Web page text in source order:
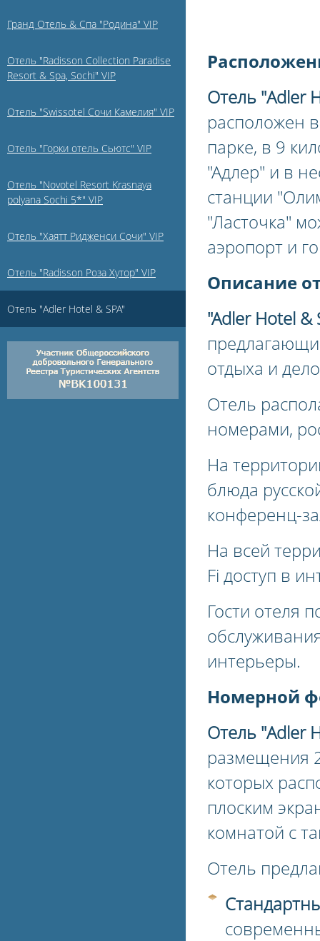
Гранд Отель & Спа "Родина" VIP
Отель "Radisson Collection Paradise
Resort & Spa, Sochi" VIP
Отель "Swissotel Сочи Камелия" VIP
Отель "Горки отель Сьютс" VIP
Отель "Novotel Resort Krasnaya
polyana Sochi 5*" VIP
Отель "Хаятт Ридженси Сочи" VIP
Отель "Radisson Роза Хутор" VIP
Отель "Adler Hotel & SPA"
Отель "Adler
расположен
парке, в 9
"Адлер" и в
станции
"Ласточка"
аэропорт и
Описание
"Adler Hotel &
отдыха и
Отель
номерами,
На
блюда
конференц-
На всей
Fi доступ в
Гости отеля
интерьеры.
Номерной
Отель "Adler
размещения
которых
плоским
комнатой с
Отель